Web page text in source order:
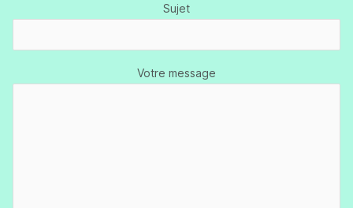
Sujet
Votre message